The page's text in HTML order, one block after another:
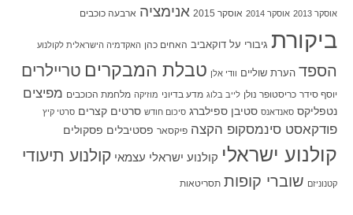
אוסקר 2013 אוסקר 2014 אוסקר 2015 אנימציה ארבעה כוכבים
ביקורת גיבורי על דוקאביב האחים כהן האקדמיה הישראלית לקולנוע
הספד הערת שוליים וודי אלן טבלת המבקרים טריילרים
יוסף סידר כריסטופר נולן לייב בלוג מדע בדיוני מוזיקה מלחמת הכוכבים מפיצים
נטפליקס סאנדאנס סטיבן ספילברג סיכום חודש סרטים קצרים סרטי קיץ
פודקאסט סינמסקופ הקצה פיקסאר פסטיבלים פסקולים
קולנוע ישראלי קולנוע ישראלי עצמאי קולנוע תיעודי
קטנוניזם שוברי קופות תסריטאות